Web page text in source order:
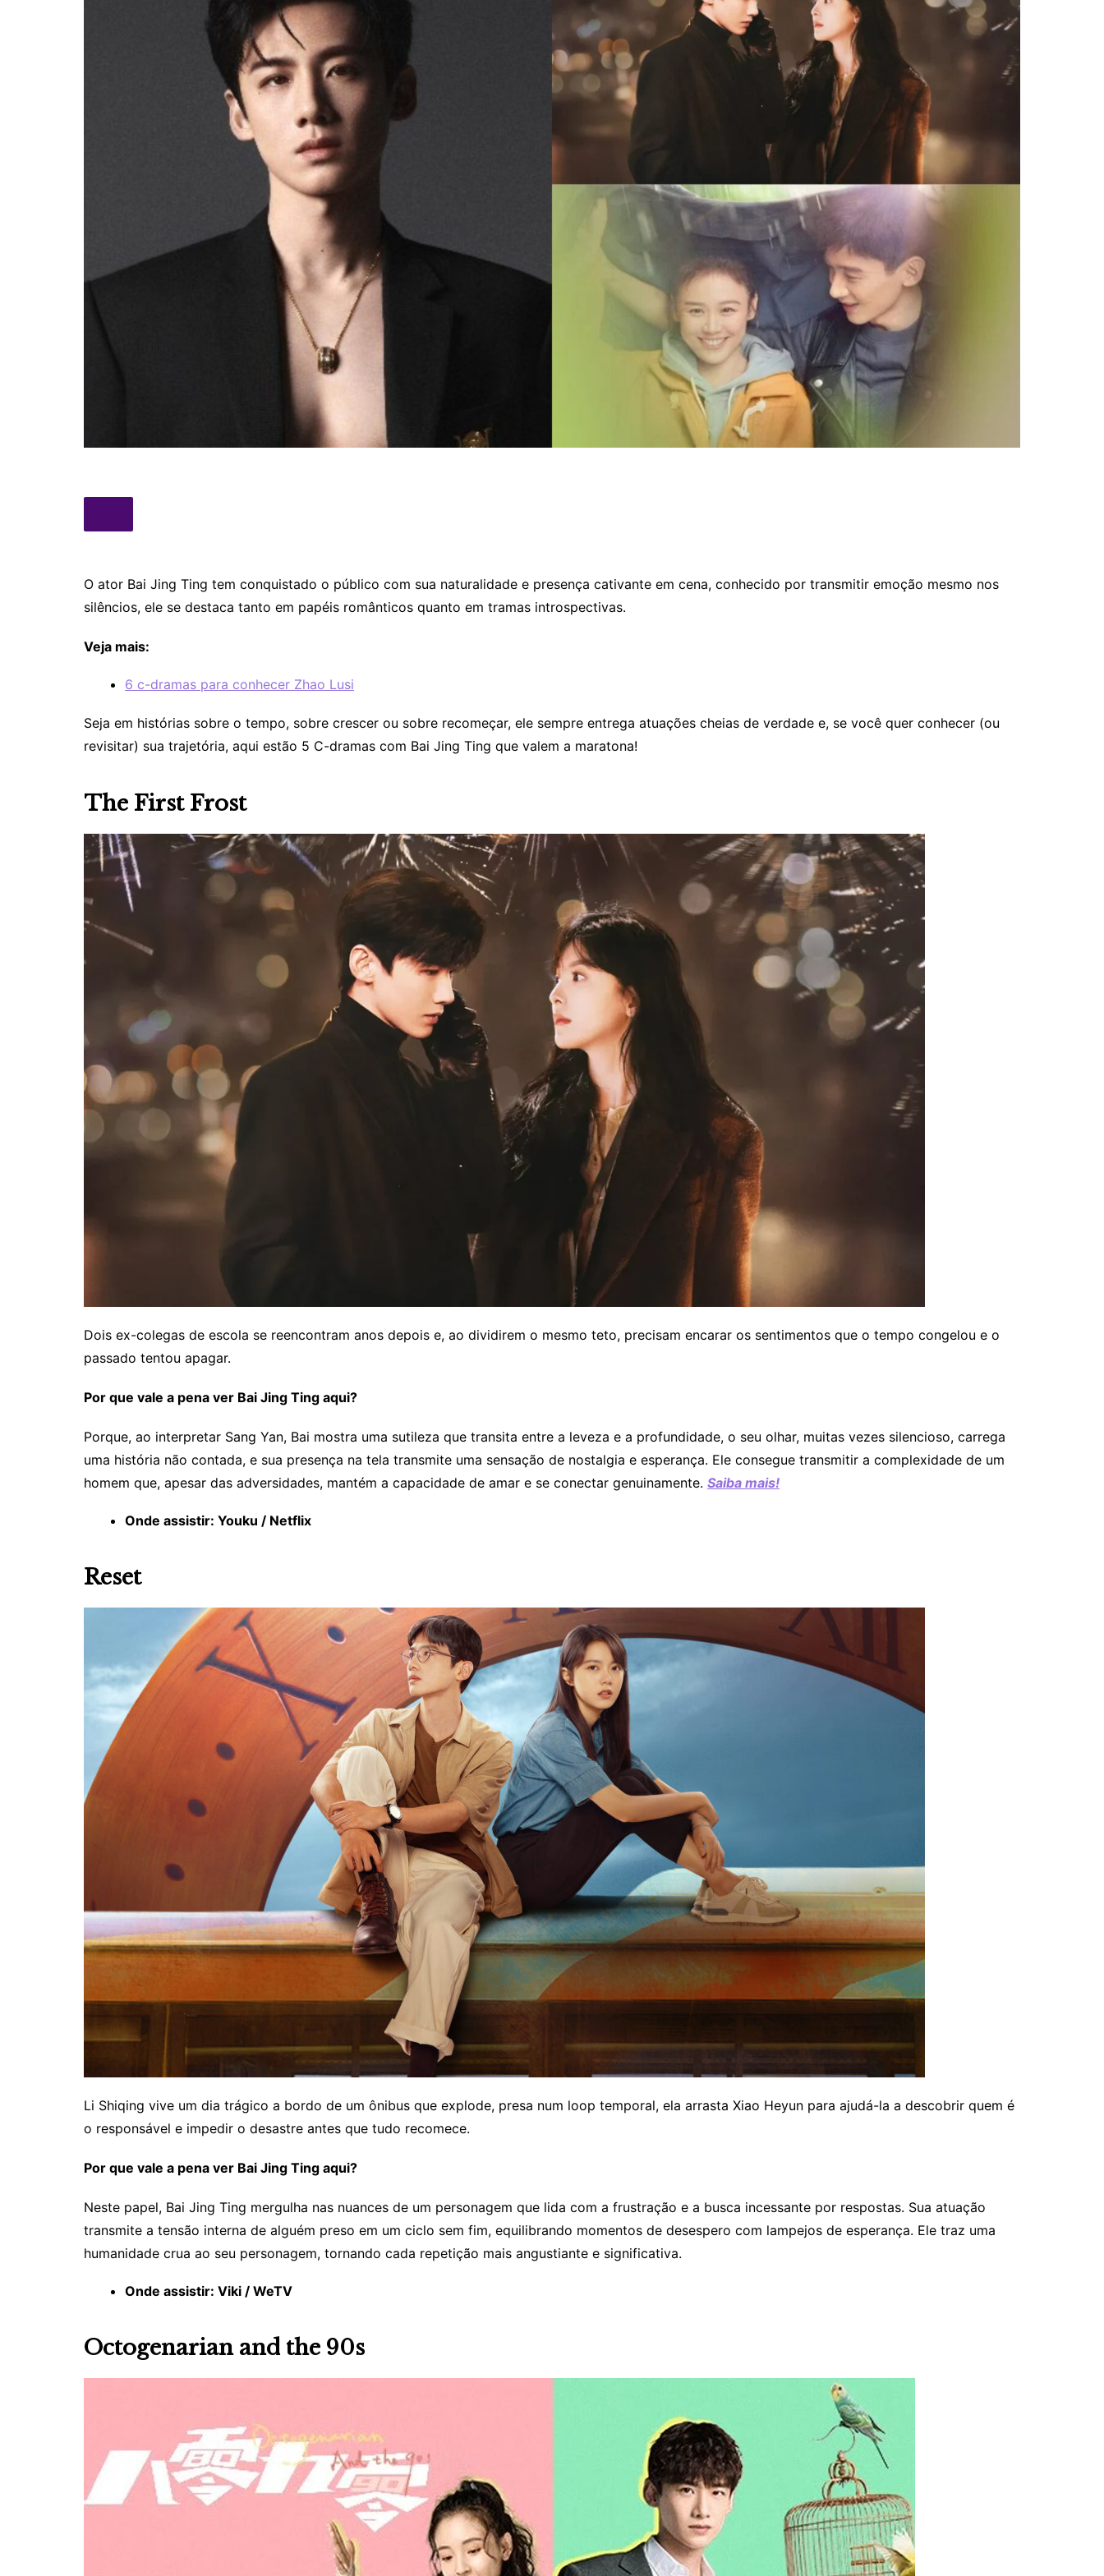
O ator Bai Jing Ting tem conquistado o público com sua naturalidade e presença cativante em cena, conhecido por transmitir emoção mesmo nos
silêncios, ele se destaca tanto em papéis românticos quanto em tramas introspectivas.
Veja mais:
6 c-dramas para conhecer Zhao Lusi
Seja em histórias sobre o tempo, sobre crescer ou sobre recomeçar, ele sempre entrega atuações cheias de verdade e, se você quer conhecer (ou
revisitar) sua trajetória, aqui estão 5 C-dramas com Bai Jing Ting que valem a maratona!
The First Frost
Dois ex-colegas de escola se reencontram anos depois e, ao dividirem o mesmo teto, precisam encarar os sentimentos que o tempo congelou e o
passado tentou apagar.
Por que vale a pena ver Bai Jing Ting aqui?
Porque, ao interpretar Sang Yan, Bai mostra uma sutileza que transita entre a leveza e a profundidade, o seu olhar, muitas vezes silencioso, carrega
uma história não contada, e sua presença na tela transmite uma sensação de nostalgia e esperança. Ele consegue transmitir a complexidade de um
homem que, apesar das adversidades, mantém a capacidade de amar e se conectar genuinamente. Saiba mais!
Onde assistir: Youku / Netflix
Reset
Li Shiqing vive um dia trágico a bordo de um ônibus que explode, presa num loop temporal, ela arrasta Xiao Heyun para ajudá-la a descobrir quem é
o responsável e impedir o desastre antes que tudo recomece.
Por que vale a pena ver Bai Jing Ting aqui?
Neste papel, Bai Jing Ting mergulha nas nuances de um personagem que lida com a frustração e a busca incessante por respostas. Sua atuação
transmite a tensão interna de alguém preso em um ciclo sem fim, equilibrando momentos de desespero com lampejos de esperança. Ele traz uma
humanidade crua ao seu personagem, tornando cada repetição mais angustiante e significativa.
Onde assistir: Viki / WeTV
Octogenarian and the 90s